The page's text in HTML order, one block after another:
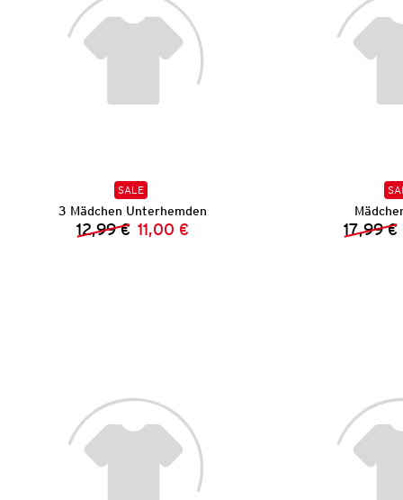
SALE
3 Mädchen Unterhemden
Vorheriger Preis:
12,99 € Neuer Preis:
11,00 € 17,99 €